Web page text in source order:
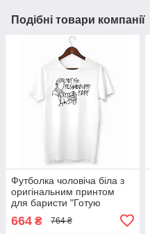
Подібні товари компанії
Футболка чоловіча біла з
оригінальним принтом
для баристи "Готую
неймовірну каву" Push IT
664 ₴ 764 ₴